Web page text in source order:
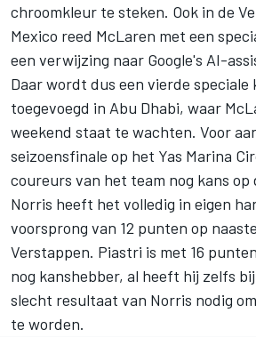
chroomkleur te steken. Ook in de
Mexico reed McLaren met een
een verwijzing naar Google's AI-
Daar wordt dus een vierde speciale
toegevoegd in Abu Dhabi, waar
weekend staat te wachten. Voor
seizoensfinale op het Yas Marina
coureurs van het team nog kans
Norris heeft het volledig in eigen
voorsprong van 12 punten op
Verstappen. Piastri is met 16
nog kanshebber, al heeft hij zelfs
slecht resultaat van Norris nodig
te worden.